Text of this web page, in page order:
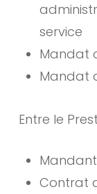
service
Mandat
Mandat
Entre le
Contrat